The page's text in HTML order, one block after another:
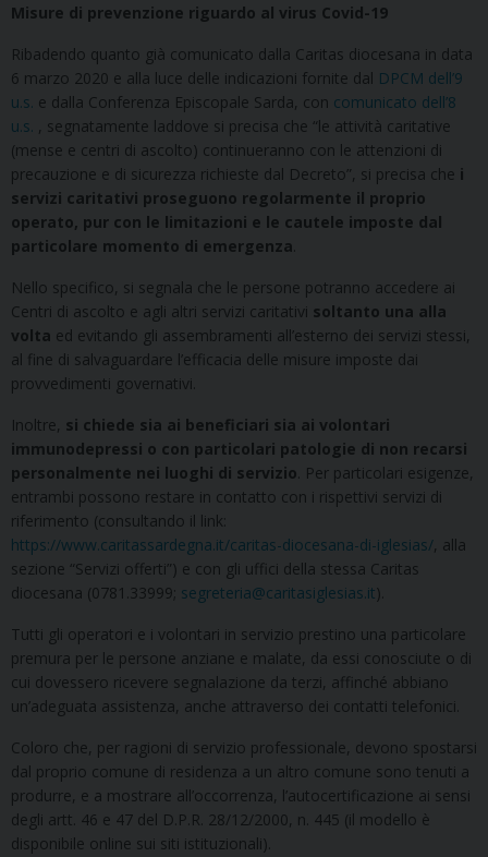
Misure di prevenzione riguardo al virus Covid-19
Ribadendo quanto già comunicato dalla Caritas diocesana in data
6 marzo 2020 e alla luce delle indicazioni fornite dal DPCM dell’9
u.s. e dalla Conferenza Episcopale Sarda, con comunicato dell’8
u.s. , segnatamente laddove si precisa che “le attività caritative
(mense e centri di ascolto) continueranno con le attenzioni di
precauzione e di sicurezza richieste dal Decreto”, si precisa che i
servizi caritativi proseguono regolarmente il proprio
operato, pur con le limitazioni e le cautele imposte dal
particolare momento di emergenza
Nello specifico, si segnala che le persone potranno accedere ai
Centri di ascolto e agli altri servizi caritativi soltanto una alla
volta ed evitando gli assembramenti all’esterno dei servizi stessi,
al fine di salvaguardare l’efficacia delle misure imposte dai
provvedimenti governativi.
Inoltre, si chiede sia ai beneficiari sia ai volontari
immunodepressi o con particolari patologie di non recarsi
personalmente nei luoghi di servizio . Per particolari esigenze,
entrambi possono restare in contatto con i rispettivi servizi di
riferimento (consultando il link:
https://www.caritassardegna.it/caritas-diocesana-di-iglesias/ , alla
sezione “Servizi offerti”) e con gli uffici della stessa Caritas
diocesana (0781.33999; segreteria@caritasiglesias.it).
Tutti gli operatori e i volontari in servizio prestino una particolare
premura per le persone anziane e malate, da essi conosciute o di
cui dovessero ricevere segnalazione da terzi, affinché abbiano
un’adeguata assistenza, anche attraverso dei contatti telefonici.
Coloro che, per ragioni di servizio professionale, devono spostarsi
dal proprio comune di residenza a un altro comune sono tenuti a
produrre, e a mostrare all’occorrenza, l’autocertificazione ai sensi
degli artt. 46 e 47 del D.P.R. 28/12/2000, n. 445 (il modello è
disponibile online sui siti istituzionali).